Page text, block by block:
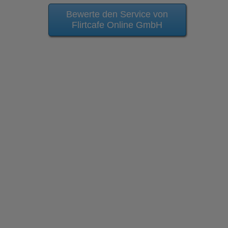
Bewerte den Service von
Flirtcafe Online GmbH